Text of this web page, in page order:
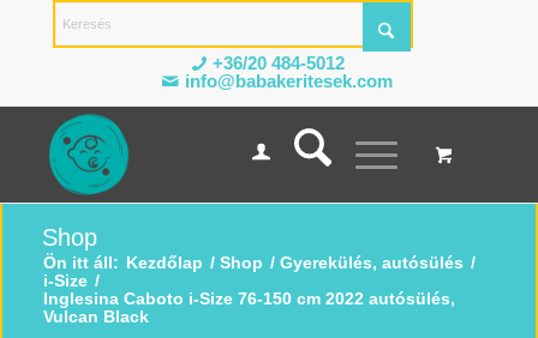
+36/20 484-5012
info@babakeritesek.com
Shop
Ön itt áll: Kezdőlap / Shop / Gyerekülés, autósülés /
i-Size /
Inglesina Caboto i-Size 76-150 cm 2022 autósülés,
Vulcan Black